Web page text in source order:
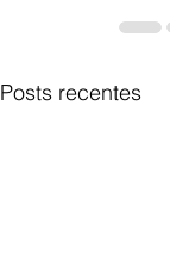
Posts recentes